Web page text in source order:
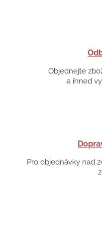
Objednejte
a ihned
Pro objednávky nad